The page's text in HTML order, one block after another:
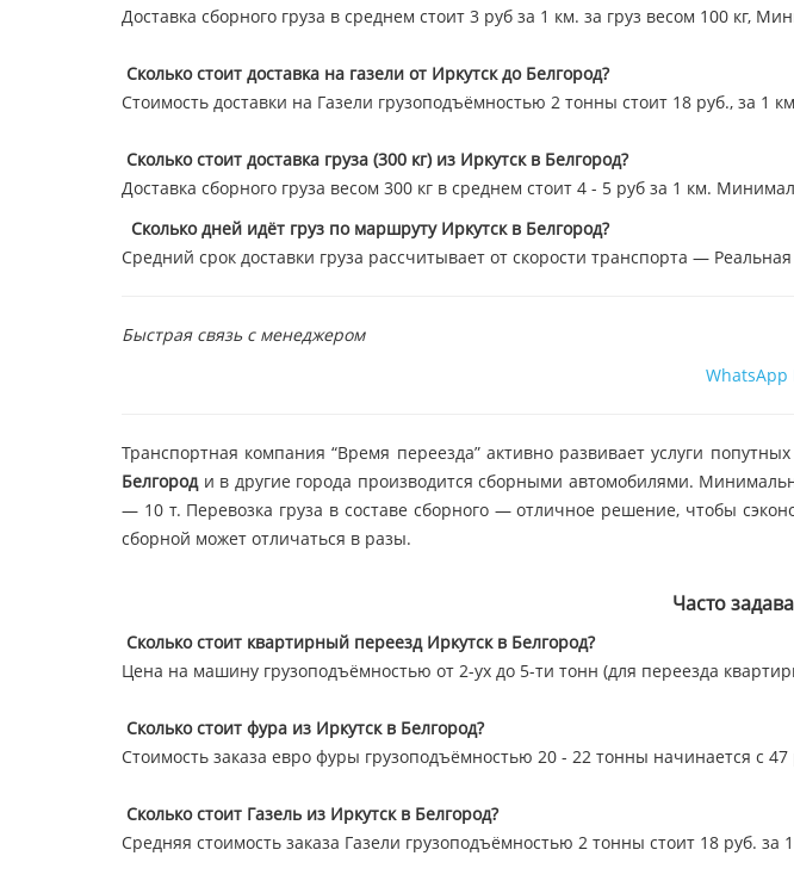
Доставка сборного груза в среднем стоит 3 руб за 1 км. за груз весом 100 кг,
Сколько стоит доставка на газели от Иркутск до Белгород?
Стоимость доставки на Газели грузоподъёмностью 2 тонны стоит 18 руб., за 1
Сколько стоит доставка груза (300 кг) из Иркутск в Белгород?
Доставка сборного груза весом 300 кг в среднем стоит 4 - 5 руб за 1 км.
Сколько дней идёт груз по маршруту Иркутск в Белгород?
Средний срок доставки груза рассчитывает от скорости транспорта —
Быстрая связь с менеджером
WhatsApp
Транспортная компания “Время переезда” активно развивает услуги
Белгороди в другие города производится сборными автомобилями.
— 10 т. Перевозка груза в составе сборного — отличное решение, чтобы
сборной может отличаться в разы.
Часто
Сколько стоит квартирный переезд Иркутск в Белгород?
Цена на машину грузоподъёмностью от 2-ух до 5-ти тонн (для переезда
Сколько стоит фура из Иркутск в Белгород?
Стоимость заказа евро фуры грузоподъёмностью 20 - 22 тонны начинается с
Сколько стоит Газель из Иркутск в Белгород?
Средняя стоимость заказа Газели грузоподъёмностью 2 тонны стоит 18 руб. за